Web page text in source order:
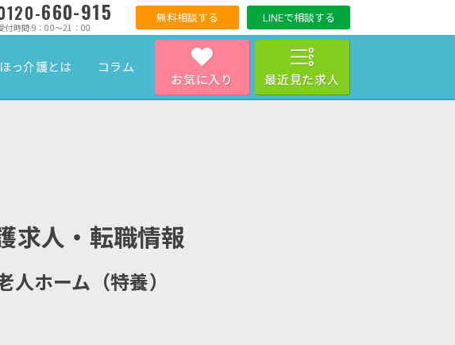
お気に入り 最近見た求人
660-915
付時間 9：00～21：00
無料相談する LINEで相談する
ほっ介護とは コラム
求人・転職情報
ホーム（特養）